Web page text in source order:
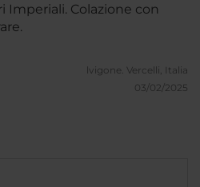
Imperiali. Colazione con
lvigone. Vercelli, Italia
03/02/2025